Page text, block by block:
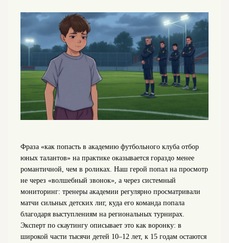
Фраза «как попасть в академию футбольного клуба отбор
юных талантов» на практике оказывается гораздо менее
романтичной, чем в роликах. Наш герой попал на просмотр
не через «волшебный звонок», а через системный
мониторинг: тренеры академии регулярно просматривали
матчи сильных детских лиг, куда его команда попала
благодаря выступлениям на региональных турнирах.
Эксперт по скаутингу описывает это как воронку: в
широкой части тысячи детей 10–12 лет, к 15 годам остаются